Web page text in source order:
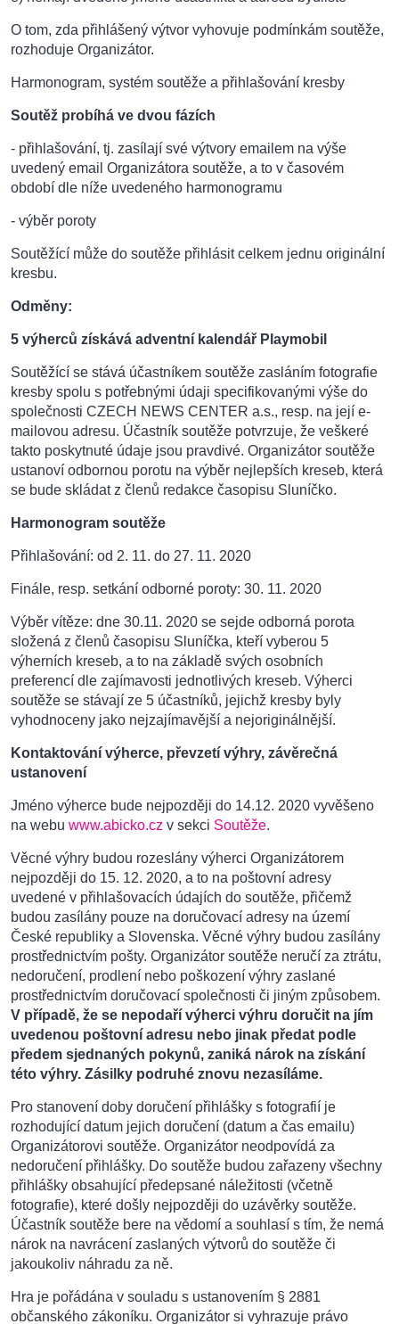
O tom, zda přihlášený výtvor vyhovuje podmínkám soutěže,
rozhoduje Organizátor.
Harmonogram, systém soutěže a přihlašování kresby
Soutěž probíhá ve dvou fázích
- přihlašování, tj. zasílají své výtvory emailem na výše
uvedený email Organizátora soutěže, a to v časovém
období dle níže uvedeného harmonogramu
- výběr poroty
Soutěžící může do soutěže přihlásit celkem jednu originální
kresbu.
Odměny:
5 výherců získává adventní kalendář Playmobil
Soutěžící se stává účastníkem soutěže zasláním fotografie
kresby spolu s potřebnými údaji specifikovanými výše do
společnosti CZECH NEWS CENTER a.s., resp. na její e-
mailovou adresu. Účastník soutěže potvrzuje, že veškeré
takto poskytnuté údaje jsou pravdivé. Organizátor soutěže
ustanoví odbornou porotu na výběr nejlepších kreseb, která
se bude skládat z členů redakce časopisu Sluníčko.
Harmonogram soutěže
Přihlašování: od 2. 11. do 27. 11. 2020
Finále, resp. setkání odborné poroty: 30. 11. 2020
Výběr vítěze: dne 30.11. 2020 se sejde odborná porota
složená z členů časopisu Sluníčka, kteří vyberou 5
výherních kreseb, a to na základě svých osobních
preferencí dle zajímavosti jednotlivých kreseb. Výherci
soutěže se stávají ze 5 účastníků, jejichž kresby byly
vyhodnoceny jako nejzajímavější a nejoriginálnější.
Kontaktování výherce, převzetí výhry, závěrečná
ustanovení
Jméno výherce bude nejpozději do 14.12. 2020 vyvěšeno
na webu www.abicko.cz v sekci Soutěže.
Věcné výhry budou rozeslány výherci Organizátorem
nejpozději do 15. 12. 2020, a to na poštovní adresy
uvedené v přihlašovacích údajích do soutěže, přičemž
budou zasílány pouze na doručovací adresy na území
České republiky a Slovenska. Věcné výhry budou zasílány
prostřednictvím pošty. Organizátor soutěže neručí za ztrátu,
nedoručení, prodlení nebo poškození výhry zaslané
prostřednictvím doručovací společnosti či jiným způsobem.
V případě, že se nepodaří výherci výhru doručit na jím
uvedenou poštovní adresu nebo jinak předat podle
předem sjednaných pokynů, zaniká nárok na získání
této výhry. Zásilky podruhé znovu nezasíláme.
Pro stanovení doby doručení přihlášky s fotografií je
rozhodující datum jejich doručení (datum a čas emailu)
Organizátorovi soutěže. Organizátor neodpovídá za
nedoručení přihlášky. Do soutěže budou zařazeny všechny
přihlášky obsahující předepsané náležitosti (včetně
fotografie), které došly nejpozději do uzávěrky soutěže.
Účastník soutěže bere na vědomí a souhlasí s tím, že nemá
nárok na navrácení zaslaných výtvorů do soutěže či
jakoukoliv náhradu za ně.
Hra je pořádána v souladu s ustanovením § 2881
občanského zákoníku. Organizátor si vyhrazuje právo